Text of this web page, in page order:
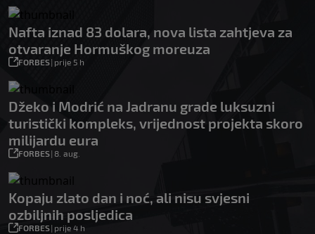
Nafta iznad 83 dolara, nova lista zahtjeva za
otvaranje Hormuškog moreuza
FORBES| prije 5 h
Džeko i Modrić na Jadranu grade luksuzni
turistički kompleks, vrijednost projekta skoro
milijardu eura
FORBES| 8. aug.
Kopaju zlato dan i noć, ali nisu svjesni
ozbiljnih posljedica
FORBES| prije 4 h